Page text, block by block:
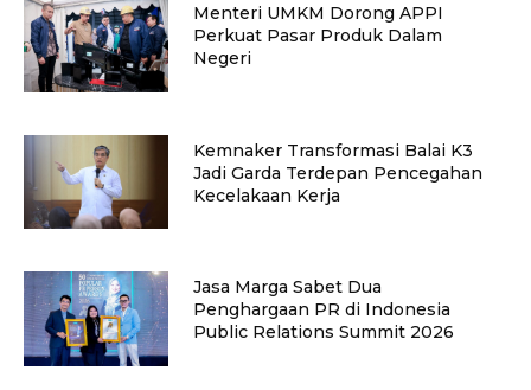
Menteri UMKM Dorong APPI
Perkuat Pasar Produk Dalam
Negeri
Kemnaker Transformasi Balai K3
Jadi Garda Terdepan Pencegahan
Kecelakaan Kerja
Jasa Marga Sabet Dua
Penghargaan PR di Indonesia
Public Relations Summit 2026